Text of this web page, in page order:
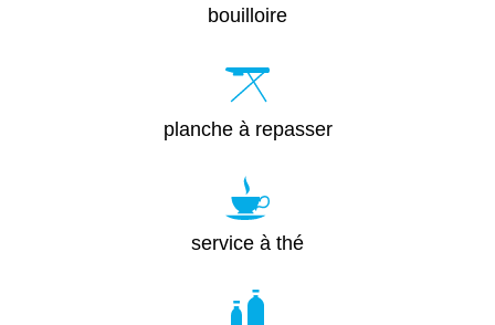
bouilloire
planche à repasser
service à thé